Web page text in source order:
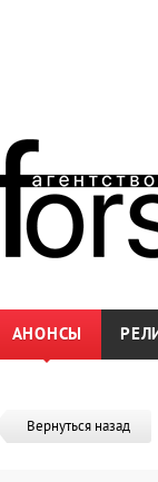
АНОНСЫ
Вернуться назад